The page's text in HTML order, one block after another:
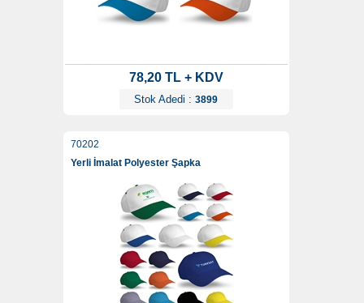
78,20 TL + KDV
Stok Adedi : 3899
70202
Yerli İmalat Polyester Şapka